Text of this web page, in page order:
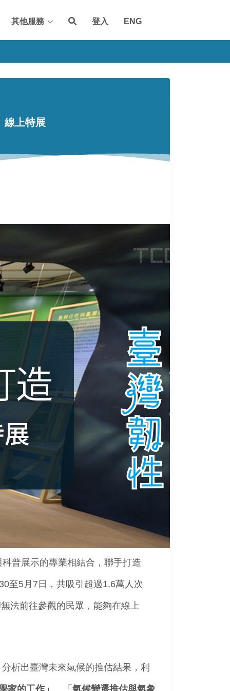
其他服務 登入 ENG
線上特展
普展示的專業相結合，聯手打造
至5月7日，共吸引超過1.6萬人 次
法前往參觀的民眾，能夠在線上
出臺灣未來氣候的推估結果，利
家的工作」 「 氣候變遷推估與氣象